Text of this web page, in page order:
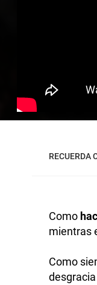
Como
mientras
Como
desgracia